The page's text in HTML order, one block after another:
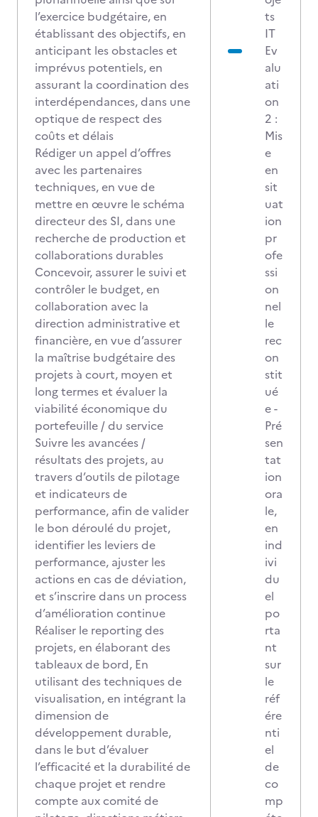
l’exercice budgétaire, en
établissant des objectifs, en
anticipant les obstacles et
imprévus potentiels, en
assurant la coordination des
interdépendances, dans une
optique de respect des
coûts et délais
Rédiger un appel d’offres
avec les partenaires
techniques, en vue de
mettre en œuvre le schéma
directeur des SI, dans une
recherche de production et
collaborations durables
Concevoir, assurer le suivi et
contrôler le budget, en
collaboration avec la
direction administrative et
financière, en vue d’assurer
la maîtrise budgétaire des
projets à court, moyen et
long termes et évaluer la
viabilité économique du
portefeuille / du service
Suivre les avancées /
résultats des projets, au
travers d’outils de pilotage
et indicateurs de
performance, afin de valider
le bon déroulé du projet,
identifier les leviers de
performance, ajuster les
actions en cas de déviation,
et s’inscrire dans un process
d’amélioration continue
Réaliser le reporting des
projets, en élaborant des
tableaux de bord, En
utilisant des techniques de
visualisation, en intégrant la
dimension de
développement durable,
dans le but d’évaluer
l’efficacité et la durabilité de
chaque projet et rendre
compte aux comité de
ts
IT
Ev
alu
ati
on
2 :
Mis
e
en
sit
uat
ion
pr
ofe
ssi
on
nel
le
rec
on
stit
ué
e -
Pré
sen
tat
ion
ora
le,
en
ind
ivi
du
el
po
rta
nt
sur
le
réf
ére
nti
el
de
co
mp